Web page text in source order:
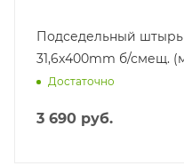
Подседельный штырь
31,6x400mm б/смещ.
Достаточно
3 690 руб.